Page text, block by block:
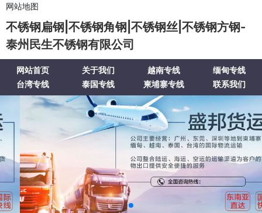
网站地图
不锈钢扁钢|不锈钢角钢|不锈钢丝|不锈钢方钢-
泰州民生不锈钢有限公司
网站首页 关于我们 越南专线
缅甸专线
台湾专线
泰国专线 柬埔寨专线 联系我们